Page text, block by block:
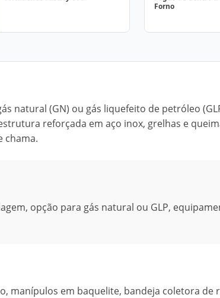
Forno
natural (GN) ou gás liquefeito de petróleo
reforçada em aço inox, grelhas e
chama.
opção para gás natural ou GLP,
manípulos em baquelite, bandeja coletora de